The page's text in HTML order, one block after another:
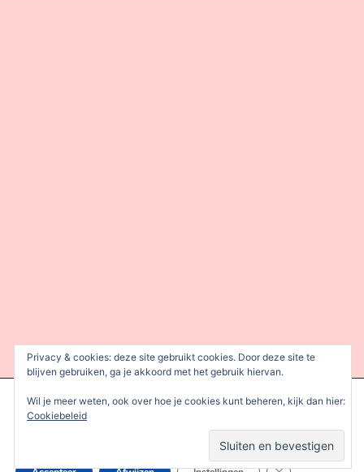
We gebruiken cookies om je de beste ervaring op onze site te
bieden.
Je kunt meer informatie vinden over welke cookies we gebruiken
Sluit AVG/
Privacy & cookies: deze site gebruikt cookies. Door deze site te
blijven gebruiken, ga je akkoord met het gebruik hiervan.
Wil je meer weten, ook over hoe je cookies kunt beheren, kijk dan hier:
Cookiebeleid